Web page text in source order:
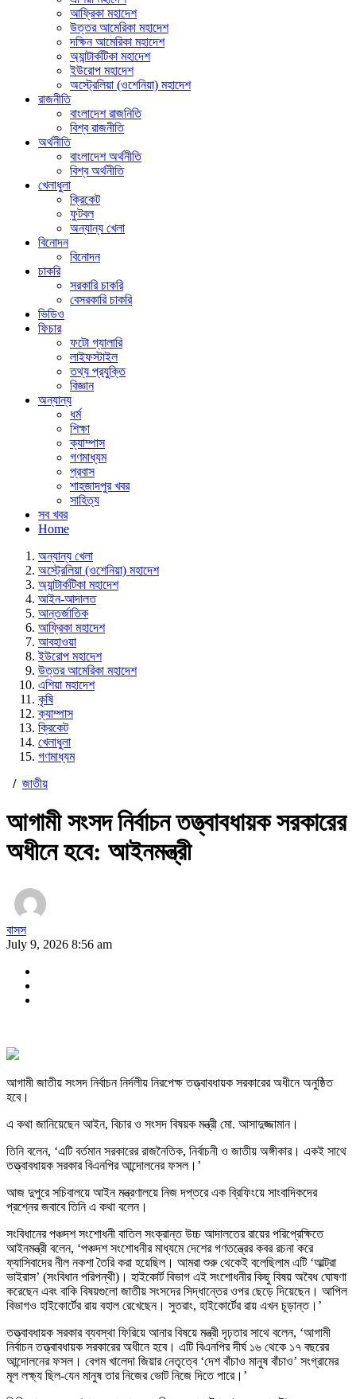
আফ্রিকা মহাদেশ
উত্তর আমেরিকা মহাদেশ
দক্ষিন আমেরিকা মহাদেশ
অ্যান্টার্কটিকা মহাদেশ
ইউরোপ মহাদেশ
অস্ট্রেলিয়া (ওশেনিয়া) মহাদেশ
রাজনীতি
বাংলাদেশ রাজনিতি
বিশ্ব রাজনীতি
অর্থনীতি
বাংলাদেশ অর্থনীতি
বিশ্ব অর্থনীতি
খেলাধুলা
ক্রিকেট
ফুটবল
অন্যান্য খেলা
বিনোদন
বিনোদন
চাকরি
সরকারি চাকরি
বেসরকারি চাকরি
ভিডিও
ফিচার
ফটো গ্যালারি
লাইফস্টাইল
তথ্য প্রযুক্তি
বিজ্ঞান
অন্যান্য
ধর্ম
শিক্ষা
ক্যাম্পাস
গণমাধ্যম
প্রবাস
শাহজাদপুর খবর
সাহিত্য
সব খবর
Home
অন্যান্য খেলা
অস্ট্রেলিয়া (ওশেনিয়া) মহাদেশ
অ্যান্টার্কটিকা মহাদেশ
আইন-আদালত
আন্তর্জাতিক
আফ্রিকা মহাদেশ
আবহাওয়া
ইউরোপ মহাদেশ
উত্তর আমেরিকা মহাদেশ
এশিয়া মহাদেশ
কৃষি
ক্যাম্পাস
ক্রিকেট
খেলাধুলা
গণমাধ্যম
/ জাতীয়
আগামী সংসদ নির্বাচন তত্ত্বাবধায়ক সরকারের
অধীনে হবে: আইনমন্ত্রী
বাসস
July 9, 2026 8:56 am
আগামী জাতীয় সংসদ নির্বাচন নির্দলীয় নিরপেক্ষ তত্ত্বাবধায়ক সরকারের অধীনে অনুষ্ঠিত
হবে।
এ কথা জানিয়েছেন আইন, বিচার ও সংসদ বিষয়ক মন্ত্রী মো. আসাদুজ্জামান।
তিনি বলেন, ‘এটি বর্তমান সরকারের রাজনৈতিক, নির্বাচনী ও জাতীয় অঙ্গীকার। একই সাথে
তত্ত্বাবধায়ক সরকার বিএনপির আন্দোলনের ফসল।’
আজ দুপুরে সচিবালয়ে আইন মন্ত্রণালয়ে নিজ দপ্তরে এক ব্রিফিংয়ে সাংবাদিকদের
প্রশ্নের জবাবে তিনি এ কথা বলেন।
সংবিধানের পঞ্চদশ সংশোধনী বাতিল সংক্রান্ত উচ্চ আদালতের রায়ের পরিপ্রেক্ষিতে
আইনমন্ত্রী বলেন, ‘পঞ্চদশ সংশোধনীর মাধ্যমে দেশের গণতন্ত্রের কবর রচনা করে
ফ্যাসিবাদের নীল নকশা তৈরি করা হয়েছিল। আমরা শুরু থেকেই বলেছিলাম এটি ‘আল্ট্রা
ভাইরাস’ (সংবিধান পরিপন্থী)। হাইকোর্ট বিভাগ এই সংশোধনীর কিছু বিষয় অবৈধ ঘোষণা
করেছেন এবং বাকি বিষয়গুলো জাতীয় সংসদের সিদ্ধান্তের ওপর ছেড়ে দিয়েছেন। আপিল
বিভাগও হাইকোর্টের রায় বহাল রেখেছেন। সুতরাং, হাইকোর্টের রায় এখন চূড়ান্ত।’
তত্ত্বাবধায়ক সরকার ব্যবস্থা ফিরিয়ে আনার বিষয়ে মন্ত্রী দৃঢ়তার সাথে বলেন, ‘আগামী
নির্বাচন তত্ত্বাবধায়ক সরকারের অধীনে হবে। এটি বিএনপির দীর্ঘ ১৬ থেকে ১৭ বছরের
আন্দোলনের ফসল। বেগম খালেদা জিয়ার নেতৃত্বে ‘দেশ বাঁচাও মানুষ বাঁচাও’ সংগ্রামের
মূল লক্ষ্য ছিল-যেন মানুষ তার নিজের ভোট নিজে দিতে পারে।’